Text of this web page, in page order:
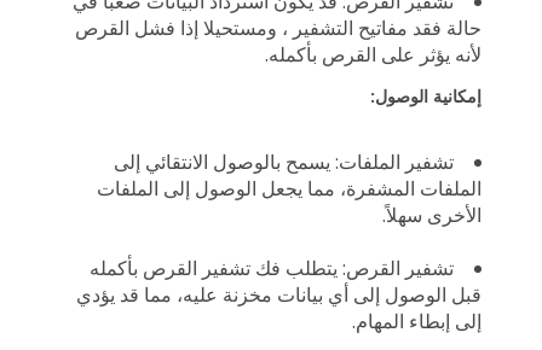
حالة فقد مفاتيح التشفير ، ومستحيلا إذا فشل القرص
لأنه يؤثر على القرص بأكمله.
إمكانية الوصول:
تشفير الملفات: يسمح بالوصول الانتقائي إلى
الملفات المشفرة، مما يجعل الوصول إلى الملفات
الأخرى سهلاً.
تشفير القرص: يتطلب فك تشفير القرص بأكمله
قبل الوصول إلى أي بيانات مخزنة عليه، مما قد يؤدي
إلى إبطاء المهام.